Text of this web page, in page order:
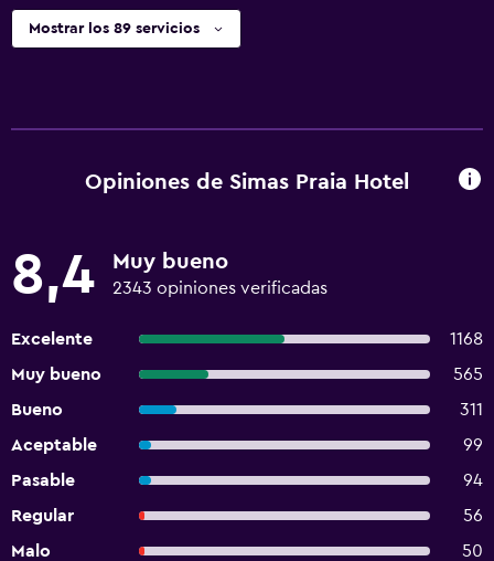
Mostrar los 89 servicios
Opiniones de Simas Praia Hotel
8,4 Muy bueno
2343 opiniones verificadas
Excelente
1168
Muy bueno
565
Bueno
311
Aceptable
99
Pasable
94
Regular
56
Malo
50